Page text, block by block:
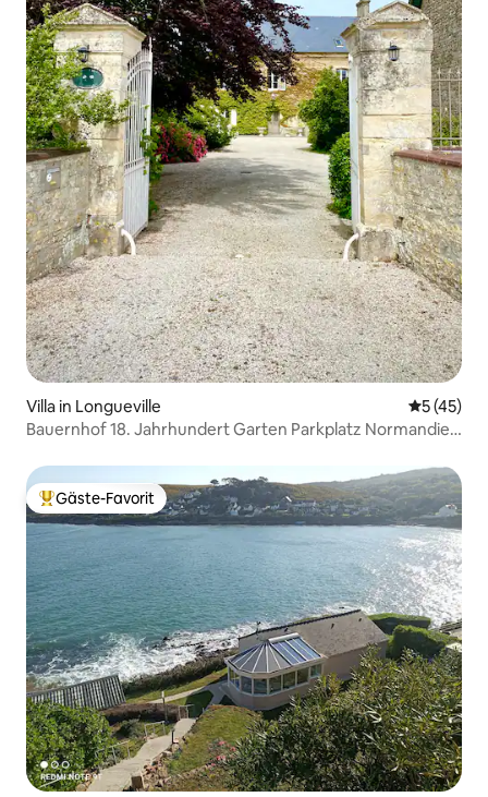
Villa in Longueville
5 (45)
Bauernhof 18. Jahrhundert Garten Parkplatz Normandie
Beliebter Gäste-Favorit.
Gäste-Favorit